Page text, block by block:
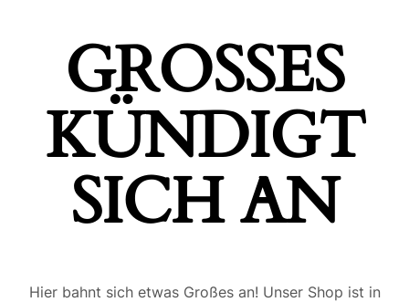
GROSSES K
ÜNDIGT S
ICH AN
Hier bahnt sich etwas Großes an! Unser Shop ist in